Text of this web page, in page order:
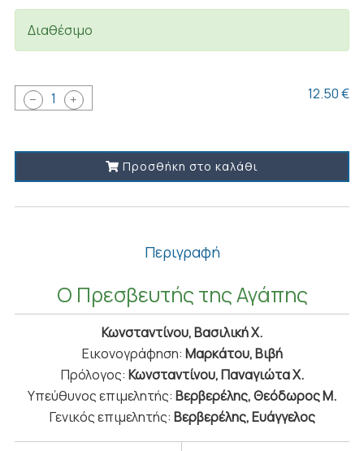
Διαθέσιμο
1 12.50 €
Προσθήκη στο καλάθι
Περιγραφή
Ο Πρεσβευτής της Αγάπης
Κωνσταντίνου, Βασιλική Χ.
Εικονογράφηση: Μαρκάτου, Βιβή
Πρόλογος: Κωνσταντίνου, Παναγιώτα Χ.
Υπεύθυνος επιμελητής: Βερβερέλης, Θεόδωρος Μ.
Γενικός επιμελητής: Βερβερέλης, Ευάγγελος